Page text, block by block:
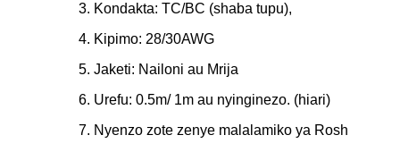
3. Kondakta: TC/BC (shaba tupu),
4. Kipimo: 28/30AWG
5. Jaketi: Nailoni au Mrija
6. Urefu: 0.5m/ 1m au nyinginezo. (hiari)
7. Nyenzo zote zenye malalamiko ya Rosh